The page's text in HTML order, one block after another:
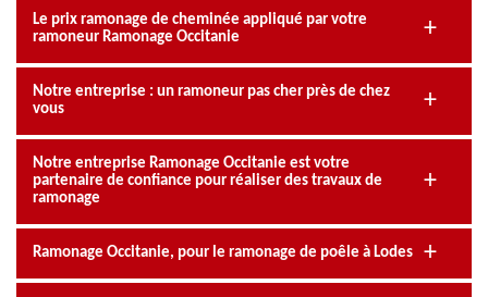
Le prix ramonage de cheminée appliqué par votre
ramoneur Ramonage Occitanie
Notre entreprise : un ramoneur pas cher près de chez
vous
Notre entreprise Ramonage Occitanie est votre
partenaire de confiance pour réaliser des travaux de
ramonage
Ramonage Occitanie, pour le ramonage de poêle à Lodes